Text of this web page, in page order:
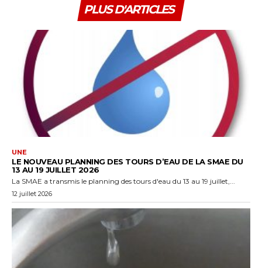
PLUS D'ARTICLES
UNE
LE NOUVEAU PLANNING DES TOURS D’EAU DE LA SMAE DU
13 AU 19 JUILLET 2026
La SMAE a transmis le planning des tours d'eau du 13 au 19 juillet,...
12 juillet 2026